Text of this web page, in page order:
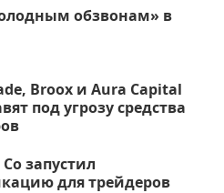
обзвонам» в
Broox и Aura Capital
под угрозу средства
запустил
для трейдеров